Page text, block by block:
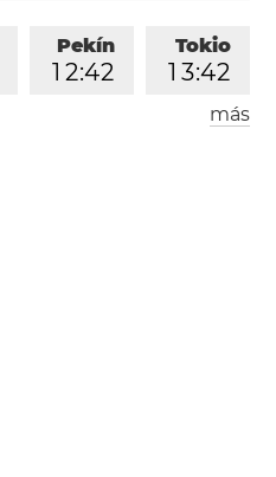
Tokio
1 3:42
Pekín
1 2:42
Londres
más